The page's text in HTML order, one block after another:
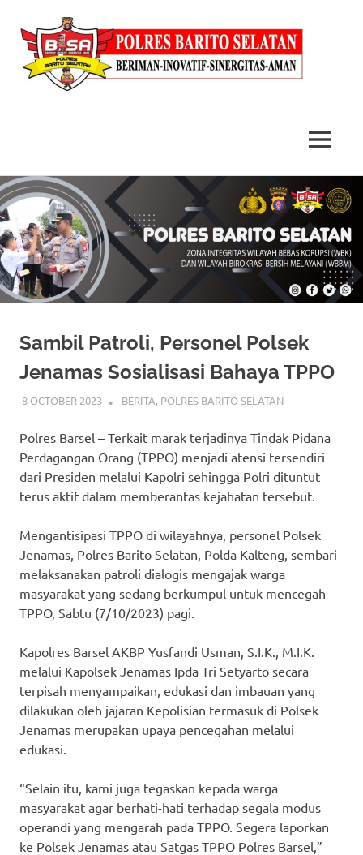
Skip
to
content
MENU
Sambil Patroli, Personel Polsek
Jenamas Sosialisasi Bahaya TPPO
8 OCTOBER 2023 ADMIN_POLRESBARSEL
BERITA, POLRES BARITO SELATAN
Polres Barsel – Terkait marak terjadinya Tindak Pidana
Perdagangan Orang (TPPO) menjadi atensi tersendiri
dari Presiden melalui Kapolri sehingga Polri dituntut
terus aktif dalam memberantas kejahatan tersebut.
Mengantisipasi TPPO di wilayahnya, personel Polsek
Jenamas, Polres Barito Selatan, Polda Kalteng, sembari
melaksanakan patroli dialogis mengajak warga
masyarakat yang sedang berkumpul untuk mencegah
TPPO, Sabtu (7/10/2023) pagi.
Kapolres Barsel AKBP Yusfandi Usman, S.I.K., M.I.K.
melalui Kapolsek Jenamas Ipda Tri Setyarto secara
terpisah menyampaikan, edukasi dan imbauan yang
dilakukan oleh jajaran Kepolisian termasuk di Polsek
Jenamas merupakan upaya pencegahan melalui
edukasi.
“Selain itu, kami juga tegaskan kepada warga
masyarakat agar berhati-hati terhadap segala modus
operandi yang mengarah pada TPPO. Segera laporkan
ke Polsek Jenamas atau Satgas TPPO Polres Barsel,”